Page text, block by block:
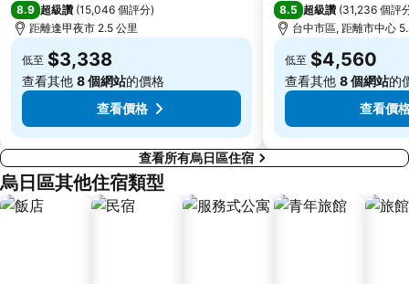
8.9 超級讚 (15,046 個評分)
距離逢甲夜市 2.5 公里
低至 $3,338
查看其他 8 個網站的價格
查看價格
8.5 超級讚 (31,236 個評
台中市區, 距離市中心
低至 $4,560
查看其他 8 個網站的
查看價
查看所有烏日區住宿
烏日區其他住宿類型